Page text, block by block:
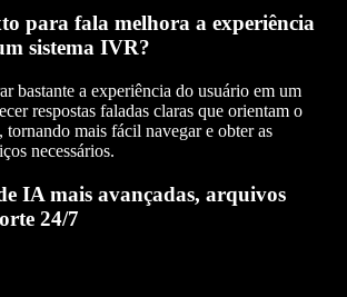
para fala melhora a experiência
sistema IVR?
bastante a experiência do usuário em um
respostas faladas claras que orientam o
tornando mais fácil navegar e obter as
necessários.
IA mais avançadas, arquivos
24/7